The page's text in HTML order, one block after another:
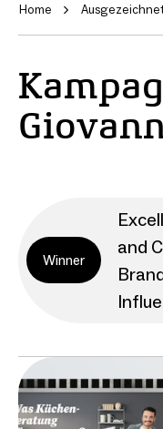
Home
Winner
and